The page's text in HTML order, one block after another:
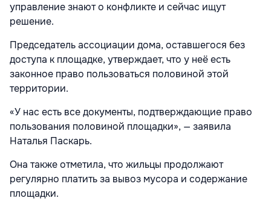
управление знают о конфликте и сейчас ищут
решение.
Председатель ассоциации дома, оставшегося без
доступа к площадке, утверждает, что у неё есть
законное право пользоваться половиной этой
территории.
«У нас есть все документы, подтверждающие право
пользования половиной площадки», — заявила
Наталья Паскарь.
Она также отметила, что жильцы продолжают
регулярно платить за вывоз мусора и содержание
площадки.